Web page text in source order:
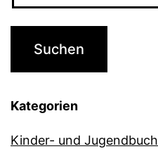
Kategorien
Kinder- und Jugendbuch